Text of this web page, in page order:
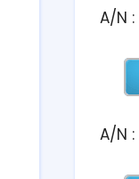
A/N :
A/N :